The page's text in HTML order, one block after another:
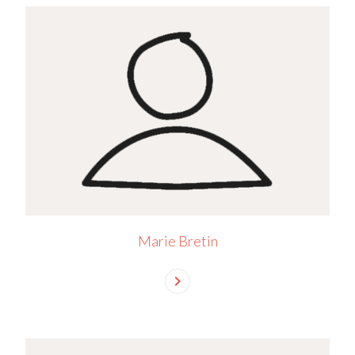
Marie Bretin
chevron_right